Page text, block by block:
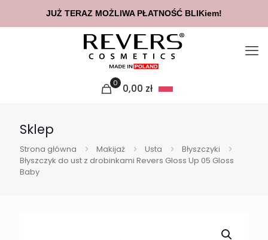
0 0,00 zł
Sklep
Strona główna Makijaż Usta
Błyszczyki
Błyszczyk do ust z drobinkami Revers Gloss Up 05 Gloss
Baby
JUŻ TERAZ MOŻLIWA PŁATNOŚĆ BLIKiem!